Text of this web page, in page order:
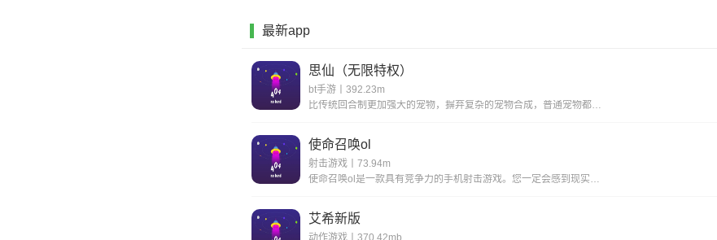
最新app
思仙（无限特权）
bt手游丨392.23m
比传统回合制更加强大的宠物，摒弃复杂的宠物合成，普通宠物都可以拥有15技能，更有逆天宠物神技，带你体验不一样的宠物养成。一键挂机，解放双手不用肝;无限商城，一莲玉领全奖励;首充神技，助你成就大侠路;满vip，登录就送v15。
使命召唤ol
射击游戏丨73.94m
使命召唤ol是一款具有竞争力的手机射击游戏。您一定会感到现实，丰富您的游戏体验并完成各种战斗任务以获得丰厚的回报。逼真的惊人武器带来了开创性的战斗，同时遵循经典的世界观并添加了全新的游戏玩法，玩家可以感受到射击的最大乐趣，并且玩家可以更好地
艾希新版
动作游戏丨370.42mb